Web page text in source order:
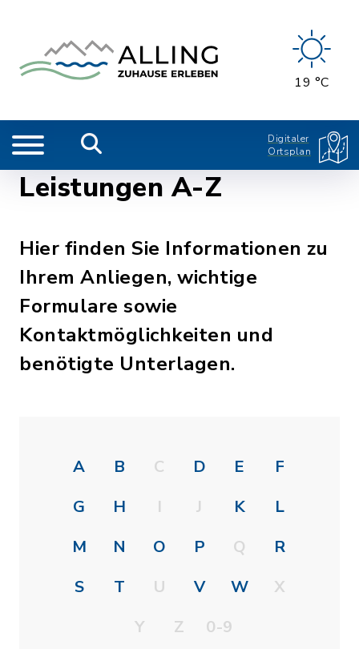
19 °C
Digitaler
Ortsplan
Leistungen A-Z
Hier finden Sie Informationen zu
Ihrem Anliegen, wichtige
Formulare sowie
Kontaktmöglichkeiten und
benötigte Unterlagen.
A B C D E
F
G
H I J K
L
M
N O P Q
R
S
T U V W
X
Y
Z 0-9